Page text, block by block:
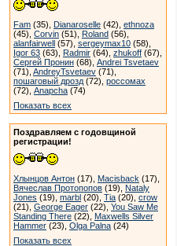
Fam (35), Dianaroselle (42), ethnoza
(45), Corvin (51), Roland (56),
alanfairwell (57), sergeymax10 (58),
Igor 63 (63), Radmir (64), zhukoff (67),
Сергей Пронин (68), Andrei Tsvetaev
(71), AndreyTsvetaev (71),
пошаговый дрозд (72), россомах
(72), Anapcha (74)
Показать всех
Поздравляем с годовщиной
регистрации!
Хлынцов Антон (17), Macisback (17),
Вячеслав Протопопов (19), Nataly
Jones (19), marbl (20), Tia (20), crow
(21), George Eager (22), You Saw Me
Standing There (22), Maxwells Silver
Hammer (23), Olga Palna (24)
Показать всех